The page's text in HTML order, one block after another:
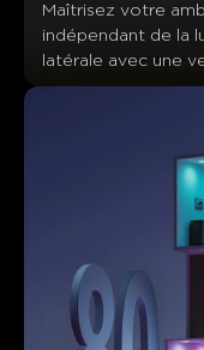
Maîtrisez votre
indépendant de la
latérale avec une
Les clients
Résumé：